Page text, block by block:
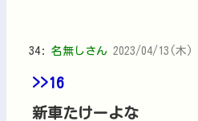
34: 名無しさん 2023/04/13(木)
>>16
新車たけーよな